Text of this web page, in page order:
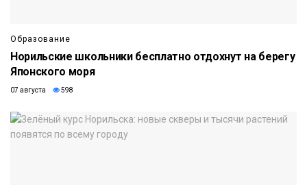
Образование
Норильские школьники бесплатно отдохнут на берегу
Японского моря
07 августа 598